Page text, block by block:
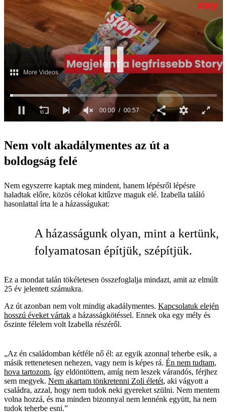
of
57
seconds
00:01 00:57
Nem volt akadálymentes az út a
boldogság felé
Nem egyszerre kaptak meg mindent, hanem lépésről lépésre
haladtak előre, közös célokat kitűzve maguk elé. Izabella találó
hasonlattal írta le a házasságukat:
A házasságunk olyan, mint a kertünk,
folyamatosan építjük, szépítjük.
Ez a mondat talán tökéletesen összefoglalja mindazt, amit az elmúlt
25 év jelentett számukra.
Az út azonban nem volt mindig akadálymentes. Kapcsolatuk elején
hosszú éveket vártak a házasságkötéssel. Ennek oka egy mély és
őszinte félelem volt Izabella részéről.
„Az én családomban kétféle nő él: az egyik azonnal teherbe esik, a
másik rettenetesen nehezen, vagy nem is képes rá. Én nem tudtam,
hova tartozom, így eldöntöttem, amíg nem leszek várandós, férjhez
sem megyek. Nem akartam tönkretenni Zoli életét, aki vágyott a
családra, azzal, hogy nem tudok neki gyereket szülni. Nem mentem
volna hozzá, és ma minden bizonnyal nem lennénk együtt, ha nem
tudok teherbe esni.”